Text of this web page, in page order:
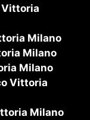
Vittoria
Milano
Milano
Milano
Vittoria
Milano